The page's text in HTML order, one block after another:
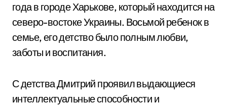
года в городе Харькове, который находится на
северо-востоке Украины. Восьмой ребенок в
семье, его детство было полным любви,
заботы и воспитания.
С детства Дмитрий проявил выдающиеся
интеллектуальные способности и